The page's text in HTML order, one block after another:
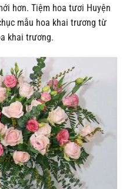
hơn. Tiệm hoa tươi Huyện
mẫu hoa khai trương từ
khai trương.